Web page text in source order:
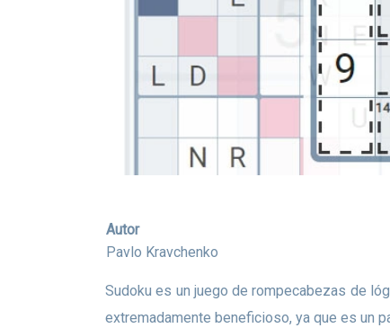
Autor
Pavlo Kravchenko
Sudoku es un juego de rompecabezas de lógica en formato cuadrado con un número determinado de dígitos. Resolver acertijos japoneses como el Sudoku es
extremadamente beneficioso, ya que es un